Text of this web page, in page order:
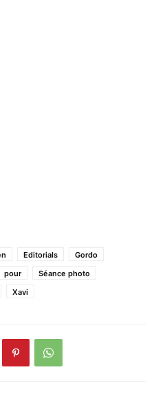
Editorials
Gordo
pour
Séance photo
Xavi